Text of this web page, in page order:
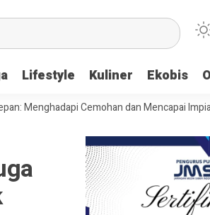
Lifestyle Kuliner Ekobis
Cemohan dan Mencapai Impian